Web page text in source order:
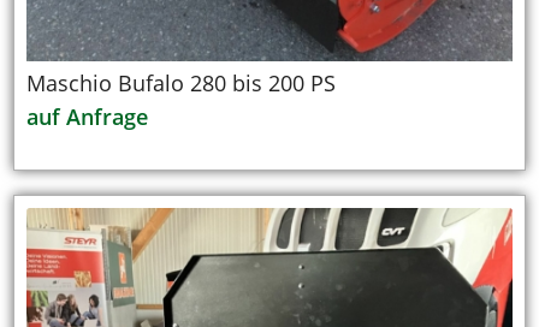
Maschio Bufalo 280 bis 200 PS
auf Anfrage